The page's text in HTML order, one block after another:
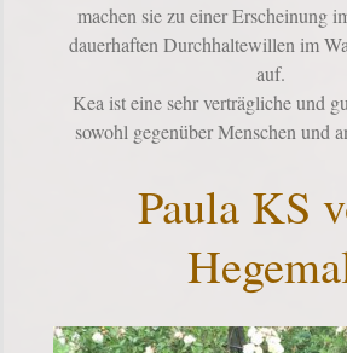
machen sie zu einer Erscheinung
dauerhaften Durchhaltewillen im
auf.
Kea ist eine sehr verträgliche und
sowohl gegenüber Menschen und
Paula KS